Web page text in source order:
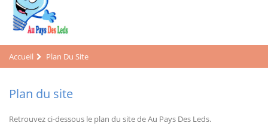
Accueil Plan Du Site
Plan du site
Retrouvez ci-dessous le plan du site de Au Pays Des Leds.